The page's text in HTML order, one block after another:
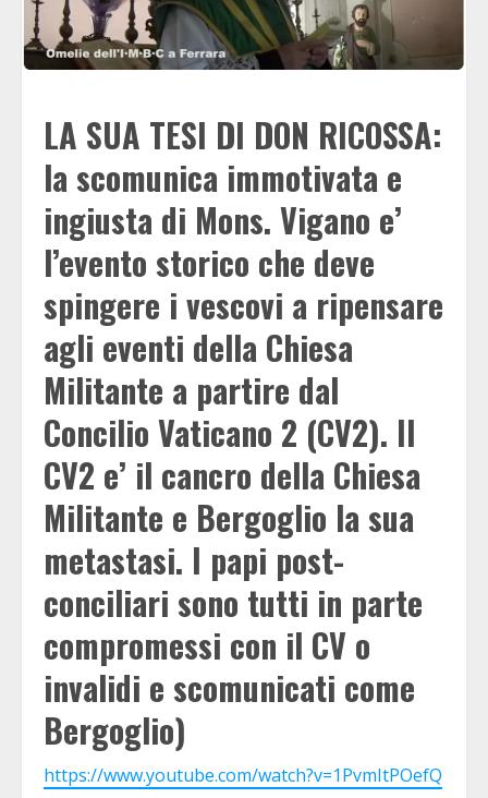
LA SUA TESI DI DON RICOSSA:
la scomunica immotivata e
ingiusta di Mons. Vigano e’
l’evento storico che deve
spingere i vescovi a ripensare
agli eventi della Chiesa
Militante a partire dal
Concilio Vaticano 2 (CV2). Il
CV2 e’ il cancro della Chiesa
Militante e Bergoglio la sua
metastasi. I papi post-
conciliari sono tutti in parte
compromessi con il CV o
invalidi e scomunicati come
Bergoglio)
https://www.youtube.com/watch?v=1PvmItPOefQ